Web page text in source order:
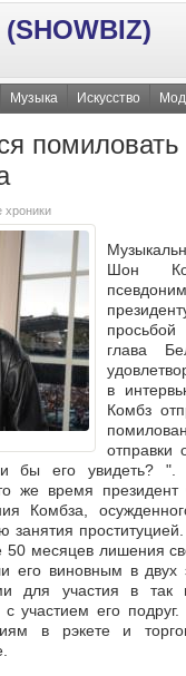
(SHOWBIZ)
Музыка Искусство
помиловать
хроники
Шон
глава
в
Комбз
отправки
бы его увидеть?
же время президент
Комбза,
занятия
50 месяцев лишения
его виновным в двух
для участия в так
с участием его
в рэкете и